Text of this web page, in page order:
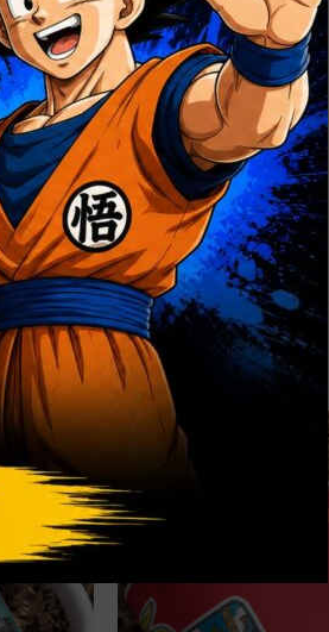
0,9 kg
, Caja
Ventana